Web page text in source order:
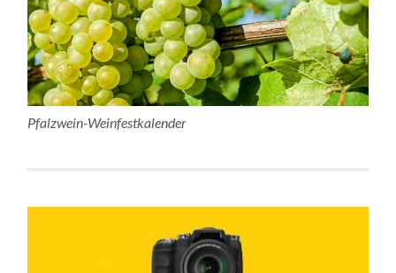
Pfalzwein-Weinfestkalender